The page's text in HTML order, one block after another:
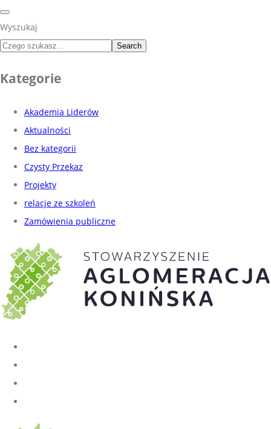
Wyszukaj
Search
Kategorie
Akademia Liderów
Aktualności
Bez kategorii
Czysty Przekaz
Projekty
relacje ze szkoleń
Zamówienia publiczne